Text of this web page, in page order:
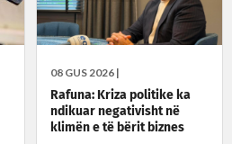
08 GUS 2026 |
Rafuna: Kriza politike ka
ndikuar negativisht në
klimën e të bërit biznes